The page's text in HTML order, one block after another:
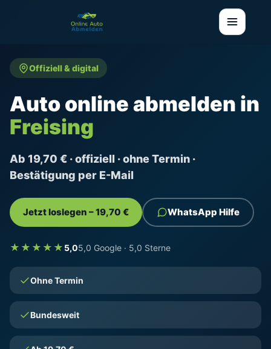
Offiziell & digital
Auto online abmelden in
Freising
Ab 19,70 € · offiziell · ohne Termin ·
Bestätigung per E-Mail
Jetzt loslegen – 19,70 € WhatsApp Hilfe
★★★★★ 5,05,0 Google · 5,0 Sterne
Ohne Termin
Bundesweit